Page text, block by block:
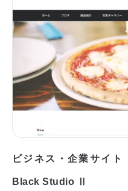
ビジネス・企業サイト
Black Studio Ⅱ